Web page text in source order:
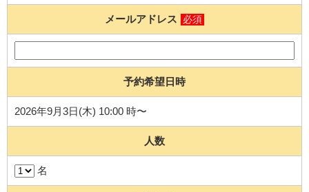
メールアドレス 必須
予約希望日時
2026年9月3日(木) 10:00 時〜
人数
名